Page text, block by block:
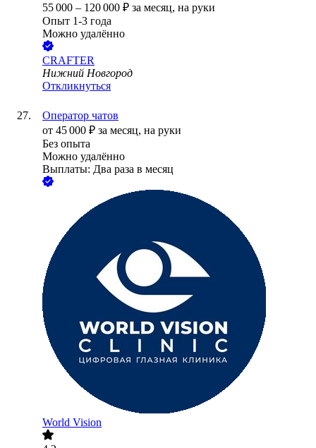
55 000 – 120 000 ₽ за месяц, на руки
Опыт 1-3 года
Можно удалённо
CRAFTER
Нижний Новгород
Откликнуться
Оператор чатов
от 45 000 ₽ за месяц, на руки
Без опыта
Можно удалённо
Выплаты: Два раза в месяц
World Vision